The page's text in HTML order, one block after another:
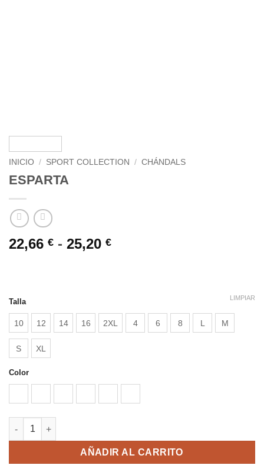
INICIO / SPORT COLLECTION / CHÁNDALS
ESPARTA
22,66 € - 25,20 €Rango
hasta
25,20 €
Talla
10 12 14 16 2XL 4 6 8 L M
S XL
Color
LIMPIAR
ESPARTA cantidad
AÑADIR AL CARRITO